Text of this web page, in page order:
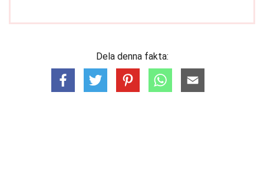
Dela denna fakta: